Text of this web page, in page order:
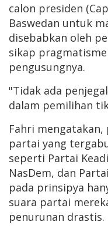
calon presiden
Baswedan untuk
disebabkan oleh
sikap
pengusungnya.
"Tidak ada
dalam pemilihan
Fahri mengatakan,
partai yang
seperti Partai
NasDem, dan
pada prinsipya
suara partai
penurunan drastis.